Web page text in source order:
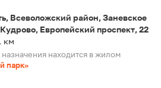
Всеволожский район, Заневское
Европейский проспект, 22
км
находится в жилом
парк»